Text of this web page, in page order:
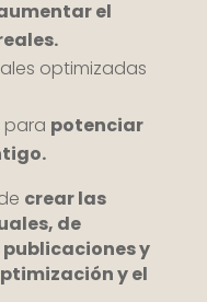
el
optimizadas
para potenciar
crear las
de
y
y el